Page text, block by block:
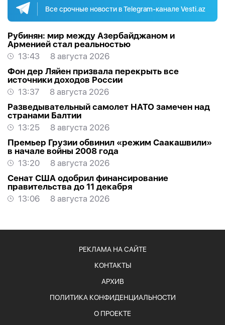
Все срочные новости в Telegram-канале Vesti.az
Рубинян: мир между Азербайджаном и
Арменией стал реальностью
13:43
8 августа 2026
Фон дер Ляйен призвала перекрыть все
источники доходов России
13:37
8 августа 2026
Разведывательный самолет НАТО замечен над
странами Балтии
13:25
8 августа 2026
Премьер Грузии обвинил «режим Саакашвили»
в начале войны 2008 года
13:20
8 августа 2026
Сенат США одобрил финансирование
правительства до 11 декабря
13:06
8 августа 2026
РЕКЛАМА НА САЙТЕ
КОНТАКТЫ
АРХИВ
ПОЛИТИКА КОНФИДЕНЦИАЛЬНОСТИ
О ПРОЕКТЕ